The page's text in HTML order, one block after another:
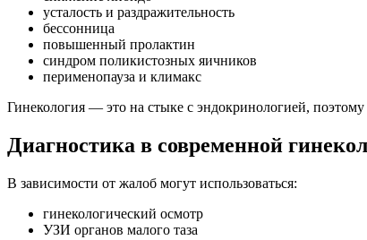
усталость и раздражительность
бессонница
повышенный пролактин
синдром поликистозных яичников
перименопауза и климакс
Гинекология — это на стыке с эндокринологией,
Диагностика в современной
В зависимости от жалоб могут использоваться:
гинекологический осмотр
УЗИ органов малого таза